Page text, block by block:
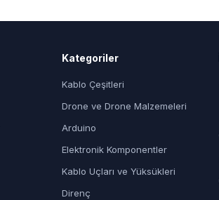
Kategoriler
Kablo Çeşitleri
Drone ve Drone Malzemeleri
Arduino
Elektronik Komponentler
Kablo Uçları ve Yüksükleri
Direnç